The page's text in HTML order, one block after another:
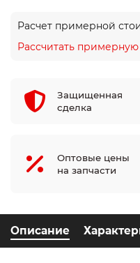
Расчет примерной
Рассчитать
Защищенная
сделка
Оптовые цены
на запчасти
Описание